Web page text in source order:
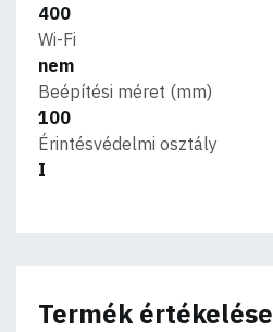
400
Wi-Fi
nem
Beépítési méret (mm)
100
Érintésvédelmi osztály
I
Termék értékelése